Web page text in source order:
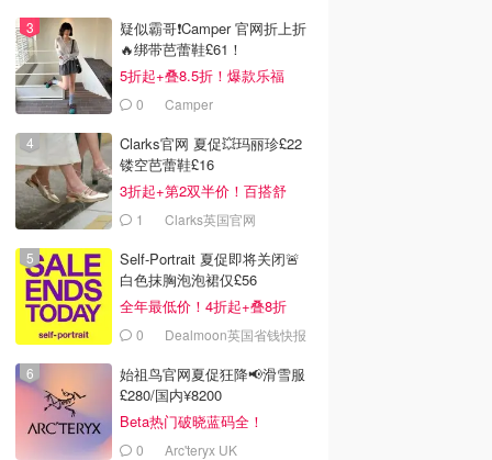
疑似霸哥❗️Camper 官网折上折
🔥绑带芭蕾鞋£61！
5折起+叠8.5折！爆款乐福
£68！
0 Camper
Clarks官网 夏促💥玛丽珍£22
镂空芭蕾鞋£16
3折起+第2双半价！百搭舒
服！1 Clarks英国官网
Self-Portrait 夏促即将关闭🚨
白色抹胸泡泡裙仅£56
全年最低价！4折起+叠8折
0 Dealmoon英国省钱快报
始祖鸟官网夏促狂降📢滑雪服
£280/国内¥8200
Beta热门破晓蓝码全！
0 Arc'teryx UK